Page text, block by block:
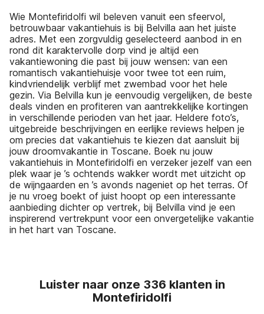
Wie Montefiridolfi wil beleven vanuit een sfeervol,
betrouwbaar vakantiehuis is bij Belvilla aan het juiste
adres. Met een zorgvuldig geselecteerd aanbod in en
rond dit karaktervolle dorp vind je altijd een
vakantiewoning die past bij jouw wensen: van een
romantisch vakantiehuisje voor twee tot een ruim,
kindvriendelijk verblijf met zwembad voor het hele
gezin. Via Belvilla kun je eenvoudig vergelijken, de beste
deals vinden en profiteren van aantrekkelijke kortingen
in verschillende perioden van het jaar. Heldere foto’s,
uitgebreide beschrijvingen en eerlijke reviews helpen je
om precies dat vakantiehuis te kiezen dat aansluit bij
jouw droomvakantie in Toscane. Boek nu jouw
vakantiehuis in Montefiridolfi en verzeker jezelf van een
plek waar je ’s ochtends wakker wordt met uitzicht op
de wijngaarden en ’s avonds nageniet op het terras. Of
je nu vroeg boekt of juist hoopt op een interessante
aanbieding dichter op vertrek, bij Belvilla vind je een
inspirerend vertrekpunt voor een onvergetelijke vakantie
in het hart van Toscane.
Luister naar onze 336 klanten in
Montefiridolfi